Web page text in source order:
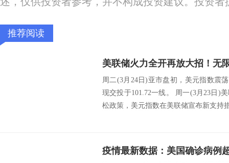
推荐阅读
周二(3月24日)亚市盘初，美元指数震
现交投于101.72一线。 周一(3月23日)
松政策，美元指数在美联储宣布新支持